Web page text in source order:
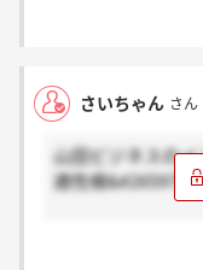
さいちゃん さん
山田ビジネスの
適性検&#26597;